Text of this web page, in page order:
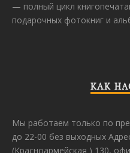
— полный цикл
подарочных фотокниг и
КАК
Мы работаем только по
до 22-00 без выходных
(Красноармейская ) 130,